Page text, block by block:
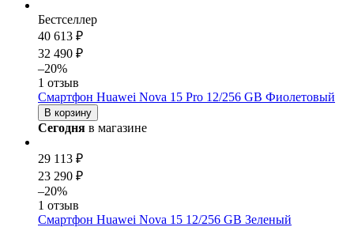
Бестселлер
40 613 ₽
32 490 ₽
–20%
1 отзыв
Смартфон Huawei Nova 15 Pro 12/256 GB Фиолетовый
В корзину
Сегодня в магазине
29 113 ₽
23 290 ₽
–20%
1 отзыв
Смартфон Huawei Nova 15 12/256 GB Зеленый